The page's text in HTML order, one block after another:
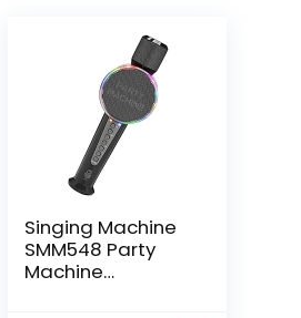
Singing Machine
SMM548 Party
Machine